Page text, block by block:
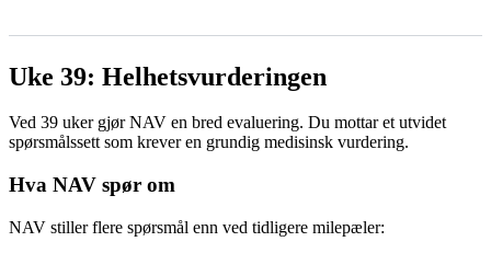
Uke 39: Helhetsvurderingen
Ved 39 uker gjør NAV en bred evaluering. Du mottar et utvidet
spørsmålssett som krever en grundig medisinsk vurdering.
Hva NAV spør om
NAV stiller flere spørsmål enn ved tidligere milepæler: